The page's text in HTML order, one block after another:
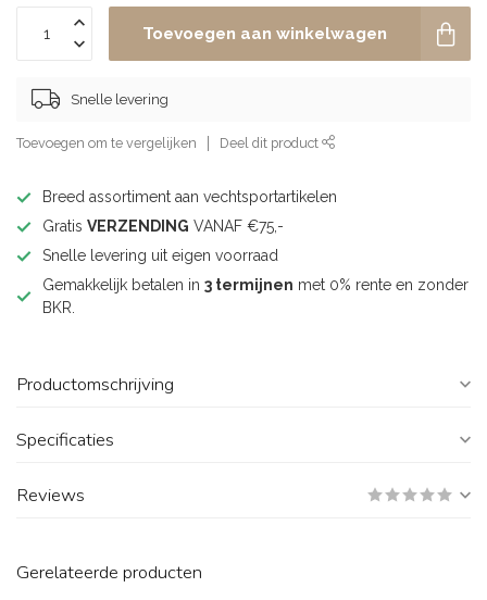
Toevoegen aan winkelwagen
Snelle levering
Toevoegen om te vergelijken Deel dit product
Breed assortiment aan vechtsportartikelen
Gratis VERZENDING VANAF €75,-
Snelle levering uit eigen voorraad
Gemakkelijk betalen in 3 termijnen met 0% rente en zonder
BKR.
Productomschrijving
Specificaties
Reviews
Gerelateerde producten